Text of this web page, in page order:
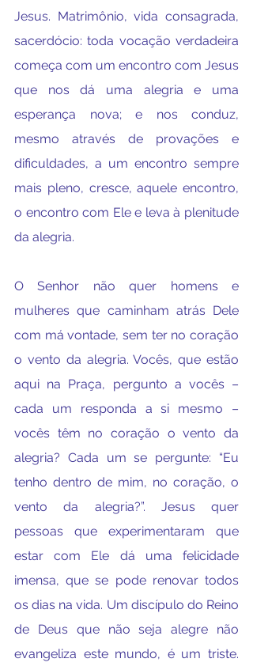
Jesus. Matrimônio, vida consagrada,
sacerdócio: toda vocação verdadeira
começa com um encontro com Jesus
que nos dá uma alegria e uma
esperança nova; e nos conduz,
mesmo através de provações e
dificuldades, a um encontro sempre
mais pleno, cresce, aquele encontro,
o encontro com Ele e leva à plenitude
da alegria.
O Senhor não quer homens e
mulheres que caminham atrás Dele
com má vontade, sem ter no coração
o vento da alegria. Vocês, que estão
aqui na Praça, pergunto a vocês –
cada um responda a si mesmo –
vocês têm no coração o vento da
alegria? Cada um se pergunte: “Eu
tenho dentro de mim, no coração, o
vento da alegria?”. Jesus quer
pessoas que experimentaram que
estar com Ele dá uma felicidade
imensa, que se pode renovar todos
os dias na vida. Um discípulo do Reino
de Deus que não seja alegre não
evangeliza este mundo, é um triste.